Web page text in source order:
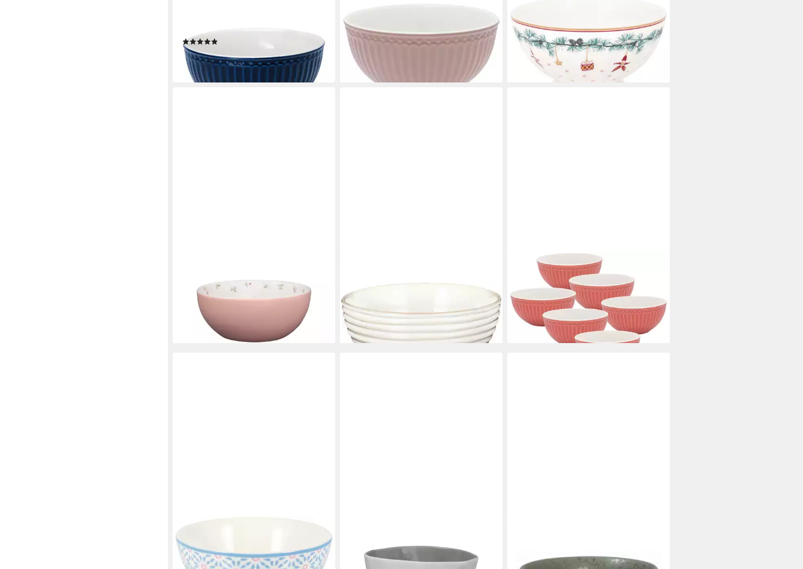
15,59 €
lieferbar - in 2-3 Werktagen bei dir
Müslischale Alice Müslischale
hazelnut brown 0,45 l, Steinzeug,
(Schüsseln & Schalen)
15,59 €
lieferbar - in 2-3 Werktagen bei dir
xlarge white 13,5cm, Steingut,
(Müslischalen)
27,13 €
lieferbar - in 2-3 Werktagen bei dir
pink inside 14,5cm, Steinzeug,
(Müslischalen)
ab 22,36 €
lieferbar - in 2-3 Werktagen bei dir
14cm, Steinzeug, (Müslischalen)
ab 18,93 €
lieferbar - in 2-3 Werktagen bei dir
GREENGATE
Müslischale Alice Müslischale coral 14
cm Set6, Steinzeug, (Schüsseln &
Schalen)
70,33 €
lieferbar - in 2-3 Werktagen bei dir
Müslischale Suzette Snack Bowl pale
blue 0,2l, Steingut, (Bowls)
grey 14,5cm, Steinzeug,
Alice Olivgrün